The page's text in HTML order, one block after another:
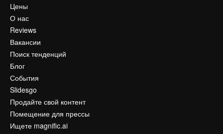
Цены
О нас
Reviews
Вакансии
Поиск тенденций
Блог
События
Slidesgo
Продайте свой контент
Помещение для прессы
Ищете magnific.ai